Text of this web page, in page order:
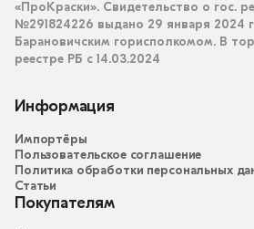
«ПроКраски». Свидетельство о гос.
№291824226 выдано 29 января 2024
Барановичским горисполкомом. В
реестре РБ с 14.03.2024
Информация
Импортёры
Пользовательское соглашение
Политика обработки персональных
Статьи
Покупателям